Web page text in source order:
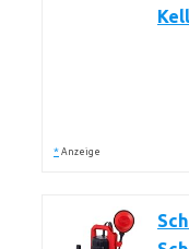
* Anzeige